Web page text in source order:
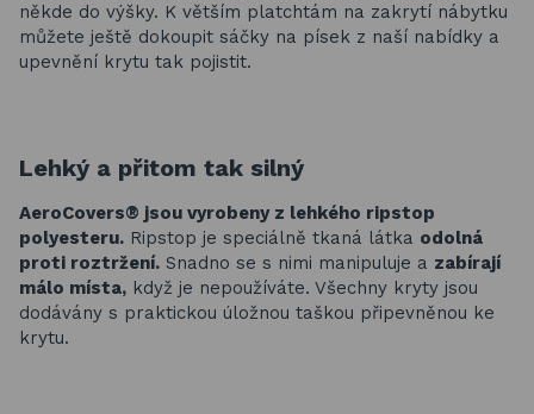
někde do výšky. K větším platchtám na zakrytí nábytku
můžete ještě dokoupit sáčky na písek z naší nabídky a
upevnění krytu tak pojistit.
Lehký a přitom tak silný
AeroCovers® jsou vyrobeny z lehkého ripstop
polyesteru. Ripstop je speciálně tkaná látka odolná
proti roztržení. Snadno se s nimi manipuluje a zabírají
málo místa, když je nepoužíváte. Všechny kryty jsou
dodávány s praktickou úložnou taškou připevněnou ke
krytu.